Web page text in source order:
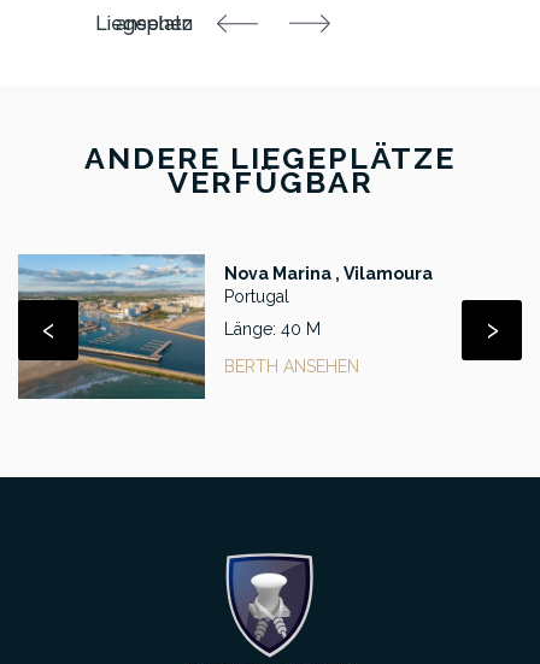
ANDERE LIEGEPLÄTZE
VERFÜGBAR
Nova Marina , Vilamoura
Portugal
Länge: 40 M
BERTH ANSEHEN
‹ ›